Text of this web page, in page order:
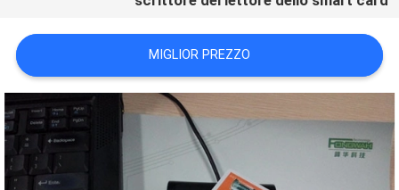
UNA
CITAZIONE
MIGLIOR PREZZO